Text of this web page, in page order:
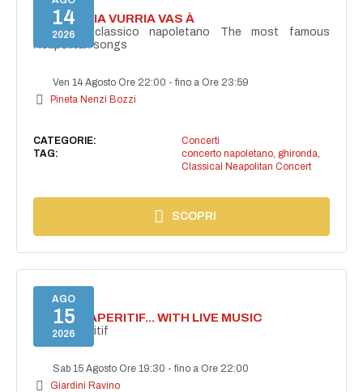
14
2026
I'TE VURRIA VURRIA VAS À
Concerto classico napoletano The most famous
Neapolitan songs
Ven 14 Agosto Ore 22:00 -fino a Ore 23:59
Pineta Nenzi Bozzi
CATEGORIE:
Concerti
TAG:
concerto napoletano, ghironda,
Classical Neapolitan Concert
SCOPRI
AGO
15
2026
SECRET APERITIF... WITH LIVE MUSIC
Secret aperitif
Sab 15 Agosto Ore 19:30 -fino a Ore 22:00
Giardini Ravino